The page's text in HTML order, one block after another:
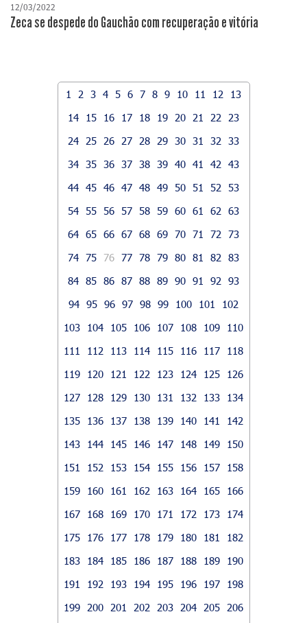
12/03/2022
Zeca se despede do Gauchão com recuperação e vitória
1 2 3 4 5 6 7 8 9 10 11 12
13
14
15 16 17 18 19 20 21 22
23
24
25 26 27 28 29 30 31 32
33
34 35 36 37 38 39 40 41 42
43
44 45 46 47 48 49 50 51 52
53
54 55 56 57 58 59 60 61 62
63
64 65 66 67 68 69 70 71 72
73
74 75 76 77 78 79 80 81 82
83
84 85 86 87 88 89 90 91 92
93
94 95 96 97 98 99 100 101
102
103
104 105 106 107 108 109
110
111
112 113 114 115 116 117
118
119
120 121 122 123 124 125
126
127
128 129 130 131 132 133
134
135
136 137 138 139 140 141
142
143
144 145 146 147 148 149
150
151
152 153 154 155 156 157
158
159
160 161 162 163 164 165
166
167
168 169 170 171 172 173
174
175
176 177 178 179 180 181
182
183
184 185 186 187 188 189
190
191
192 193 194 195 196 197
198
199
200 201 202 203 204 205
206